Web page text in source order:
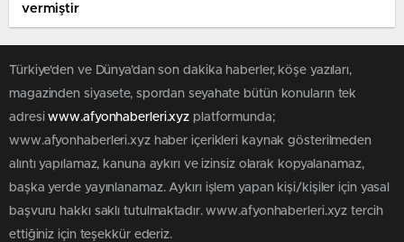
vermiştir
Türkiye'den ve Dünya’dan son dakika haberler, köşe yazıları,
magazinden siyasete, spordan seyahate bütün konuların tek
adresiwww.afyonhaberleri.xyz platformunda;
www.afyonhaberleri.xyz haber içerikleri kaynak gösterilmeden
alıntı yapılamaz, kanuna aykırı ve izinsiz olarak kopyalanamaz,
başka yerde yayınlanamaz. Aykırı işlem yapan kişi/kişiler için yasal
başvuru hakkı saklı tutulmaktadır. www.afyonhaberleri.xyz tercih
ettiğiniz için teşekkür ederiz.